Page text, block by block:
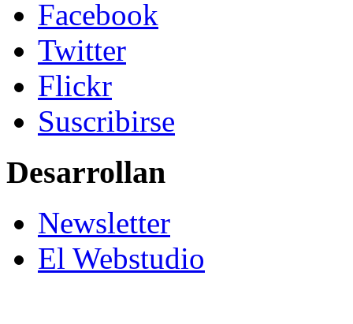
Facebook
Twitter
Flickr
Suscribirse
Desarrollan
Newsletter
El Webstudio